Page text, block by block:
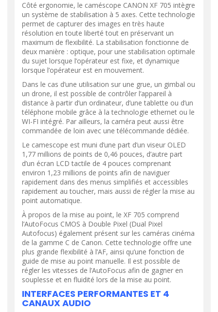
Côté ergonomie, le caméscope CANON XF 705 intègre
un système de stabilisation à 5 axes. Cette technologie
permet de capturer des images en très haute
résolution en toute liberté tout en préservant un
maximum de flexibilité. La stabilisation fonctionne de
deux manière : optique, pour une stabilisation optimale
du sujet lorsque l’opérateur est fixe, et dynamique
lorsque l’opérateur est en mouvement.
Dans le cas d’une utilisation sur une grue, un gimbal ou
un drone, il est possible de contrôler l’appareil à
distance à partir d’un ordinateur, d’une tablette ou d’un
téléphone mobile grâce à la technologie ethernet ou le
WI-FI intégré. Par ailleurs, la caméra peut aussi être
commandée de loin avec une télécommande dédiée.
Le camescope est muni d’une part d’un viseur OLED
1,77 millions de points de 0,46 pouces, d’autre part
d’un écran LCD tactile de 4 pouces comprenant
environ 1,23 millions de points afin de naviguer
rapidement dans des menus simplifiés et accessibles
rapidement au toucher, mais aussi de régler la mise au
point automatique.
À propos de la mise au point, le XF 705 comprend
l’AutoFocus CMOS à Double Pixel (Dual Pixel
Autofocus) également présent sur les caméras cinéma
de la gamme C de Canon. Cette technologie offre une
plus grande flexibilité à l’AF, ainsi qu’une fonction de
guide de mise au point manuelle. Il est possible de
régler les vitesses de l’AutoFocus afin de gagner en
souplesse et en fluidité lors de la mise au point.
INTERFACES PERFORMANTES ET 4
CANAUX AUDIO